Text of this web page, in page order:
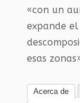
«con un
expande
esas
Acerca de